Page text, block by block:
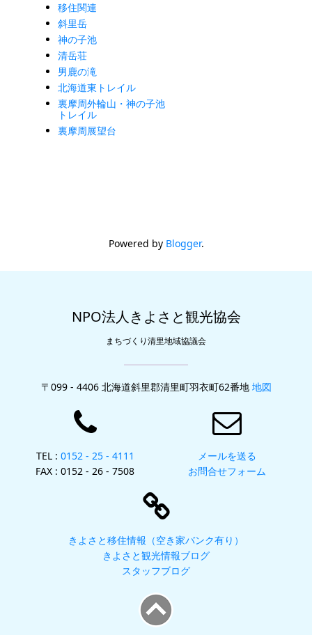
移住関連
斜里岳
神の子池
清岳荘
男鹿の滝
北海道東トレイル
裏摩周外輪山・神の子池
トレイル
裏摩周展望台
Powered by Blogger.
NPO法人きよさと観光協会
まちづくり清里地域協議会
〒099 - 4406 北海道斜里郡清里町羽衣町62番地 地図
TEL : 0152 - 25 - 4111
FAX : 0152 - 26 - 7508
メールを送る
お問合せフォーム
きよさと移住情報（空き家バンク有り）
きよさと観光情報ブログ
スタッフブログ